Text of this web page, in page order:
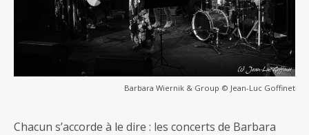
Barbara Wiernik & Group © Jean-Luc Goffinet
Chacun s’accorde à le dire : les concerts de Barbara